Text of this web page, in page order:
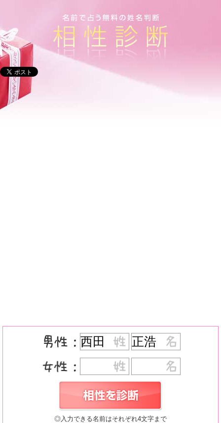
◎入力できる名前はそれぞれ4文字まで